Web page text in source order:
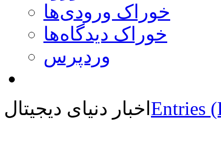
خوراک ورودی‌ها
خوراک دیدگاه‌ها
وردپرس
اخبار دنیای دیجیتال Entries